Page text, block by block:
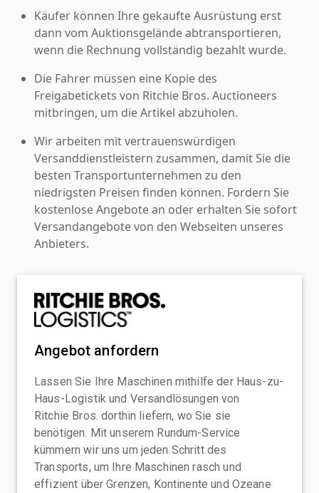
Käufer können Ihre gekaufte Ausrüstung erst
dann vom Auktionsgelände abtransportieren,
wenn die Rechnung vollständig bezahlt wurde.
Die Fahrer müssen eine Kopie des
Freigabetickets von Ritchie Bros. Auctioneers
mitbringen, um die Artikel abzuholen.
Wir arbeiten mit vertrauenswürdigen
Versanddienstleistern zusammen, damit Sie die
besten Transportunternehmen zu den
niedrigsten Preisen finden können. Fordern Sie
kostenlose Angebote an oder erhalten Sie sofort
Versandangebote von den Webseiten unseres
Anbieters.
Angebot anfordern
Lassen Sie Ihre Maschinen mithilfe der Haus-zu-
Haus-Logistik und Versandlösungen von
Ritchie Bros. dorthin liefern, wo Sie sie
benötigen. Mit unserem Rundum-Service
kümmern wir uns um jeden Schritt des
Transports, um Ihre Maschinen rasch und
effizient über Grenzen, Kontinente und Ozeane